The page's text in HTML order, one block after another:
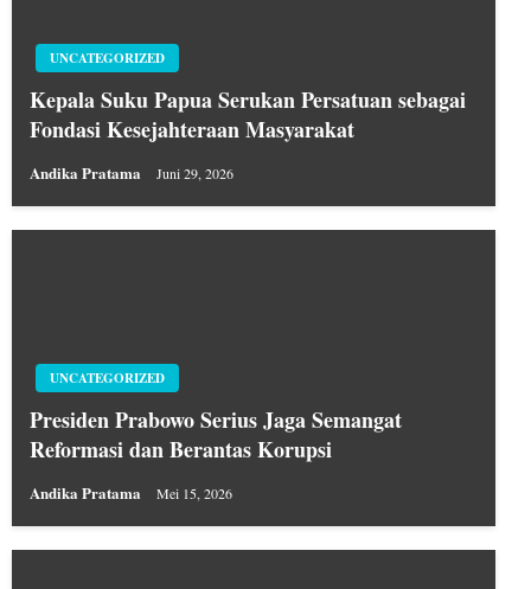
UNCATEGORIZED
Kepala Suku Papua Serukan Persatuan sebagai
Fondasi Kesejahteraan Masyarakat
Andika Pratama Juni 29, 2026
UNCATEGORIZED
Presiden Prabowo Serius Jaga Semangat
Reformasi dan Berantas Korupsi
Andika Pratama Mei 15, 2026